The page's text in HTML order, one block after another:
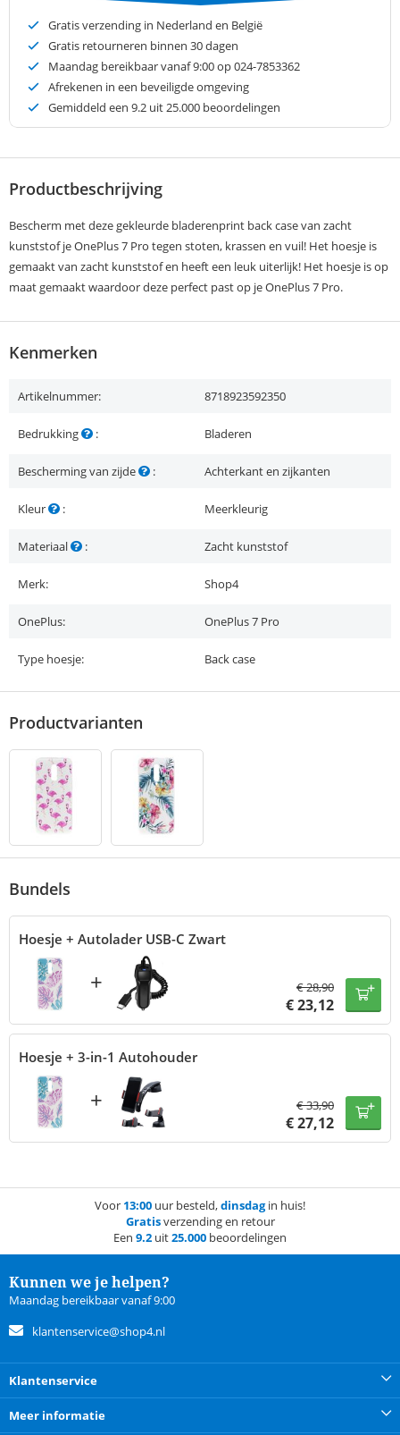
Gratis verzending in Nederland en België
Gratis retourneren binnen 30 dagen
Maandag bereikbaar vanaf 9:00 op 024-7853362
Afrekenen in een beveiligde omgeving
Gemiddeld een 9.2 uit 25.000 beoordelingen
Productbeschrijving
Bescherm met deze gekleurde bladerenprint back case van zacht
kunststof je OnePlus 7 Pro tegen stoten, krassen en vuil! Het hoesje is
gemaakt van zacht kunststof en heeft een leuk uiterlijk! Het hoesje is op
maat gemaakt waardoor deze perfect past op je OnePlus 7 Pro.
Kenmerken
Artikelnummer: 8718923592350
Bedrukking : Bladeren
Bescherming van zijde : Achterkant en zijkanten
Kleur : Meerkleurig
Materiaal : Zacht kunststof
Merk: Shop4
OnePlus: OnePlus 7 Pro
Type hoesje: Back case
Productvarianten
Bundels
Hoesje + Autolader USB-C Zwart
+ €28,90
€23,12
Hoesje + 3-in-1 Autohouder
+ €33,90
€27,12
Voor 13:00 uur besteld,dinsdagin huis!
Gratisverzending en retour
Een 9.2 uit25.000 beoordelingen
Kunnen we je helpen?
Maandag bereikbaar vanaf 9:00
klantenservice@shop4.nl
Klantenservice
Meer informatie